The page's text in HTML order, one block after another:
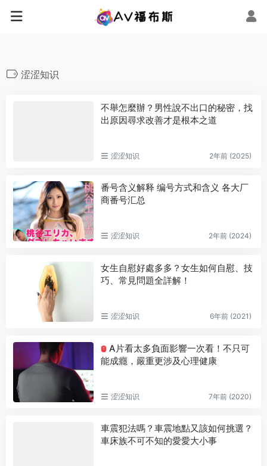
涩涩知识
不舉怎麼辦？男性說不出口的秘密，找
出原因尋求改善才是根本之道
涩涩知识 2年前 (2025)
番号含义解释 编号方式和含义 各大厂
商番号汇总
涩涩知识 2年前 (2024)
女生自慰好處多多？女生如何自慰、技
巧、常見問題全詳解！
涩涩知识 6年前 (2021)
T
A片看太多負面影響一次看！不只可
能成癮，嚴重更涉及心理健康
涩涩知识 7年前 (2020)
車震犯法嗎？車震地點又該如何挑選？
車床族不可不知的愛愛大小事